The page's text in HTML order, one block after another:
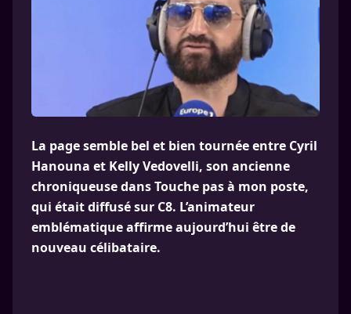
La page semble bel et bien tournée entre Cyril
Hanouna et Kelly Vedovelli, son ancienne
chroniqueuse dans Touche pas à mon poste,
qui était diffusé sur C8. L’animateur
emblématique affirme aujourd’hui être de
nouveau célibataire.